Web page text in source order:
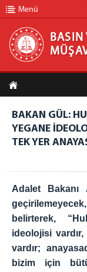
BASIN VE
ANA SAYFA
MÜŞAVİRLİĞİMİZ
HABER ARŞİVİ
GÖRÜNTÜLÜ HABER
BÜLTEN
İLETİŞİM
Menü
BASIN
BAKAN GÜL:
YEGANE
TEK YER
Adalet Bakanı
belirterek,
ideolojisi
vardır;
bizim için